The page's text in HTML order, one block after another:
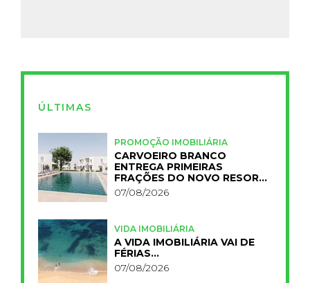
ÚLTIMAS
PROMOÇÃO IMOBILIÁRIA
CARVOEIRO BRANCO
ENTREGA PRIMEIRAS
FRAÇÕES DO NOVO RESORT
PRIMELIFE
07/08/2026
VIDA IMOBILIÁRIA
A VIDA IMOBILIÁRIA VAI DE
FÉRIAS…
07/08/2026